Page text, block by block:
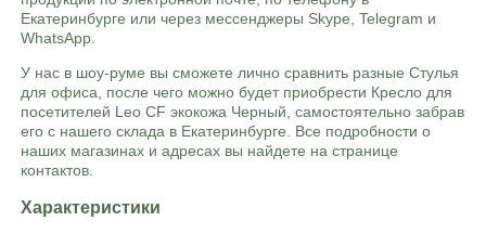
Екатеринбурге или через мессенджеры Skype, Telegram и
WhatsApp.
У нас в шоу-руме вы сможете лично сравнить разные Стулья
для офиса, после чего можно будет приобрести Кресло для
посетителей Leo CF экокожа Черный, самостоятельно забрав
его с нашего склада в Екатеринбурге. Все подробности о
наших магазинах и адресах вы найдете на странице
контактов.
Характеристики